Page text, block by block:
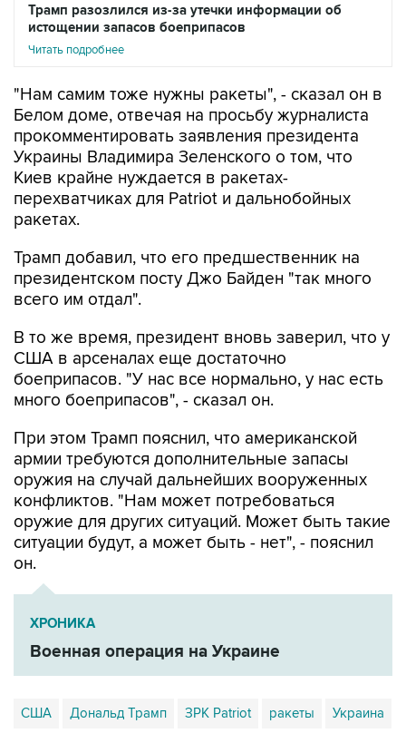
Трамп разозлился из-за утечки информации об
истощении запасов боеприпасов
Читать подробнее
"Нам самим тоже нужны ракеты", - сказал он в
Белом доме, отвечая на просьбу журналиста
прокомментировать заявления президента
Украины Владимира Зеленского о том, что
Киев крайне нуждается в ракетах-
перехватчиках для Patriot и дальнобойных
ракетах.
Трамп добавил, что его предшественник на
президентском посту Джо Байден "так много
всего им отдал".
В то же время, президент вновь заверил, что у
США в арсеналах еще достаточно
боеприпасов. "У нас все нормально, у нас есть
много боеприпасов", - сказал он.
При этом Трамп пояснил, что американской
армии требуются дополнительные запасы
оружия на случай дальнейших вооруженных
конфликтов. "Нам может потребоваться
оружие для других ситуаций. Может быть такие
ситуации будут, а может быть - нет", - пояснил
он.
ХРОНИКА
Военная операция на Украине
США Дональд Трамп ЗРК Patriot ракеты Украина